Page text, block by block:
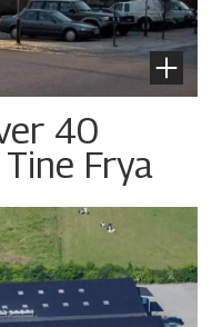
40
Frya